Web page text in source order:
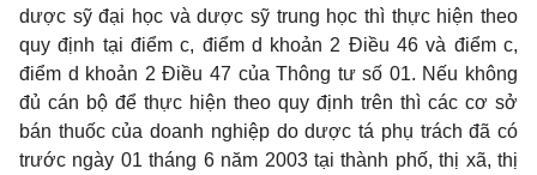
dược sỹ đại học và dược sỹ trung học thì thực hiện theo
quy định tại điểm c, điểm d khoản 2 Điều 46 và điểm c,
điểm d khoản 2 Điều 47 của Thông tư số 01. Nếu không
đủ cán bộ để thực hiện theo quy định trên thì các cơ sở
bán thuốc của doanh nghiệp do dược tá phụ trách đã có
trước ngày 01 tháng 6 năm 2003 tại thành phố, thị xã, thị